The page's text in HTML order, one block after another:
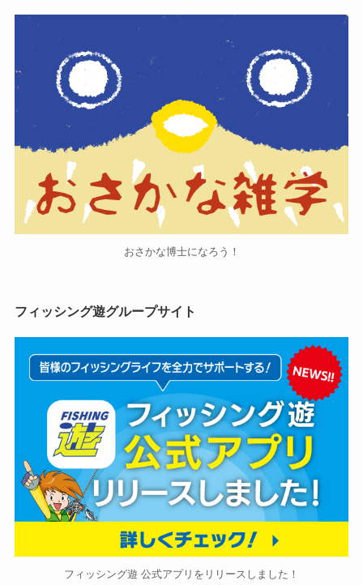
おさかな博士になろう！
フィッシング遊グループサイト
フィッシング遊 公式アプリをリリースしました！